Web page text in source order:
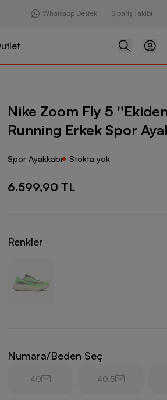
Whatsapp Destek Sipariş Takibi
5 ''Ekiden'' Running Erkek Spor
Nike Zoom Fly 5
Running Erkek Spor
Spor Ayakkabı Stokta yok
6.599,90 TL
Renkler
Numara/Beden Seç
40 40.5